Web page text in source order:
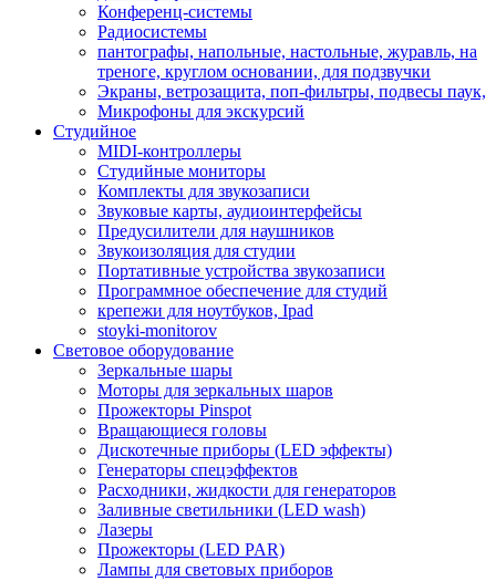
Конференц-системы
Радиосистемы
пантографы, напольные, настольные, журавль, на
треноге, круглом основании, для подзвучки
Экраны, ветрозащита, поп-фильтры, подвесы паук,
Микрофоны для экскурсий
Студийное
MIDI-контроллеры
Студийные мониторы
Комплекты для звукозаписи
Звуковые карты, аудиоинтерфейсы
Предусилители для наушников
Звукоизоляция для студии
Портативные устройства звукозаписи
Программное обеспечение для студий
крепежи для ноутбуков, Ipad
stoyki-monitorov
Световое оборудование
Зеркальные шары
Моторы для зеркальных шаров
Прожекторы Pinspot
Вращающиеся головы
Дискотечные приборы (LED эффекты)
Генераторы спецэффектов
Расходники, жидкости для генераторов
Заливные светильники (LED wash)
Лазеры
Прожекторы (LED PAR)
Лампы для световых приборов